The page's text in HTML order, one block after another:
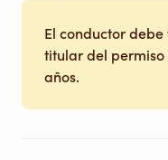
El conductor debe
titular del permiso
años.